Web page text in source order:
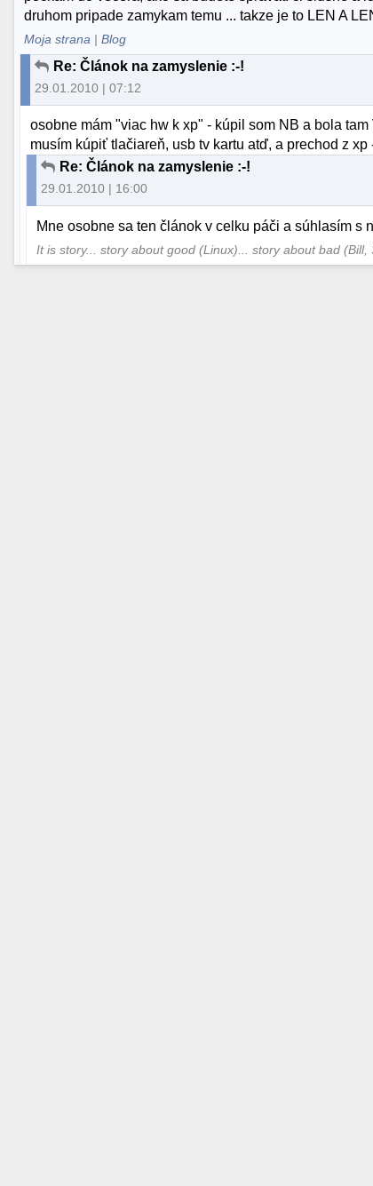
druhom pripade zamykam temu ... takze je to LEN A
Moja strana |Blog
Re: Článok na zamyslenie :-!
29.01.2010 | 07:12
osobne mám "viac hw k xp" - kúpil som NB a bola
musím kúpiť tlačiareň, usb tv kartu atď, a prechod z xp
Re: Článok na zamyslenie :-!
29.01.2010 | 16:00
Mne osobne sa ten článok v celku páči a súhlasím s
It is story... story about good (Linux)... story about bad (Bill,